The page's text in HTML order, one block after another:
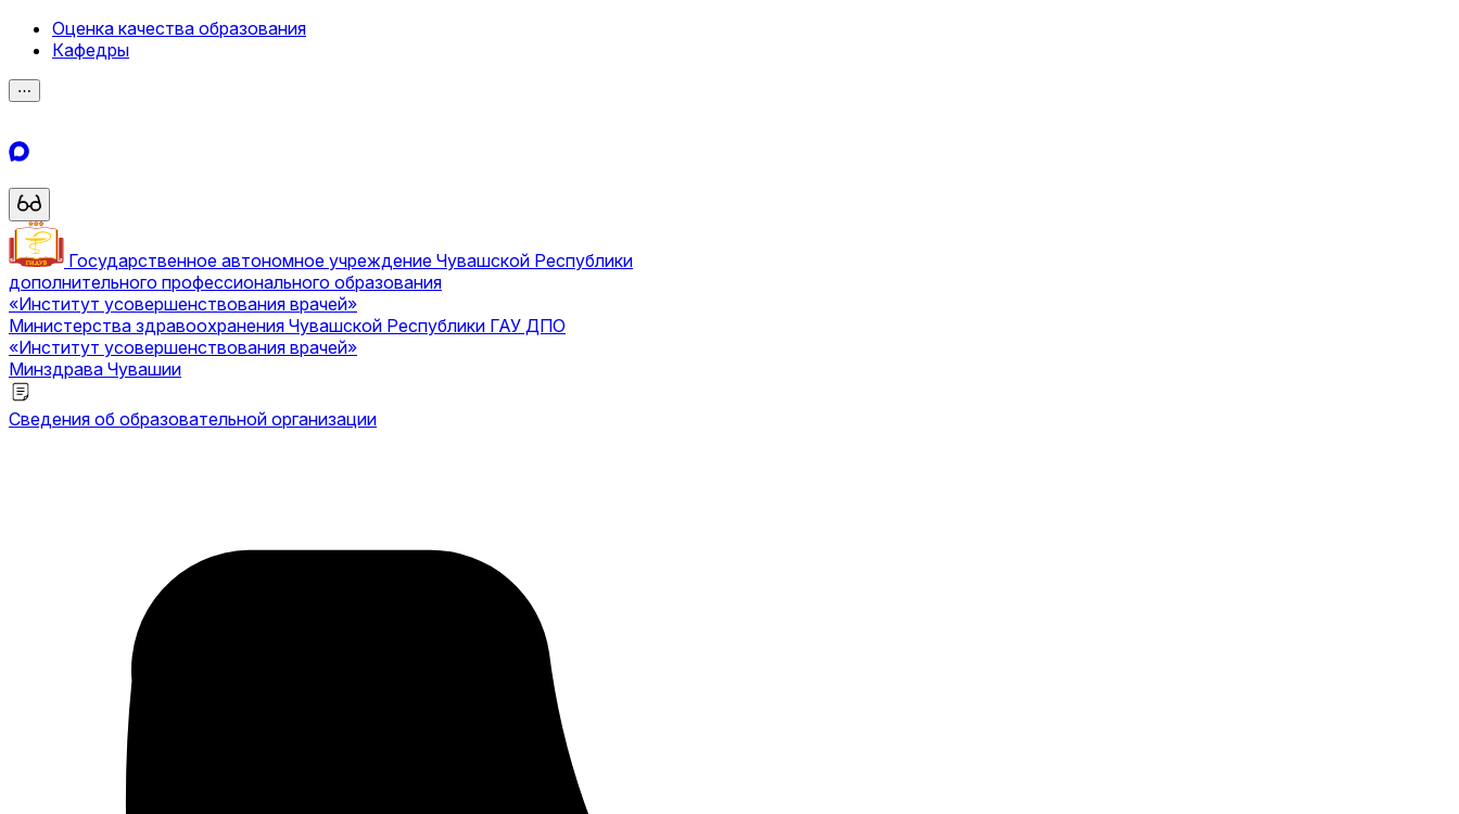
Оценка качества образования
Кафедры
⋯
Государственное автономное учреждение Чувашской Республики
дополнительного профессионального образования
«Институт усовершенствования врачей»
Министерства здравоохранения Чувашской Республики ГАУ ДПО
«Институт усовершенствования врачей»
Минздрава Чувашии
Сведения об образовательной организации